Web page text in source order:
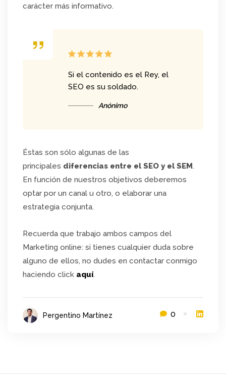
carácter más informativo.
Si el contenido es el Rey, el
SEO es su soldado.
Anónimo
Éstas son sólo algunas de las
principales diferencias entre el SEO y el SEM.
En función de nuestros objetivos deberemos
optar por un canal u otro, o elaborar una
estrategia conjunta.
Recuerda que trabajo ambos campos del
Marketing online: si tienes cualquier duda sobre
alguno de ellos, no dudes en contactar conmigo
haciendo click aquí.
Pergentino Martínez 0